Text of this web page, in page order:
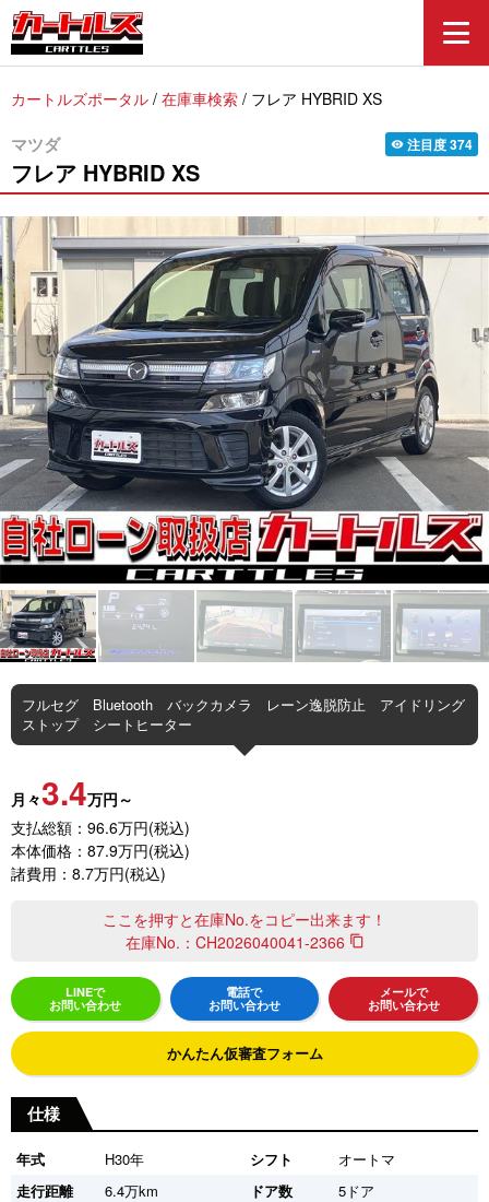
カートルズポータル / 在庫車検索 / フレア HYBRID XS
マツダ
フレア HYBRID XS
visibility 注目度374
フルセグ Bluetooth バックカメラ レーン逸脱防止 アイドリング
ストップ シートヒーター
月々3.4万円～
支払総額：96.6万円(税込)
本体価格：87.9万円(税込)
諸費用：8.7万円(税込)
ここを押すと在庫No.をコピー出来ます！
在庫No.： CH2026040041-2366 content_copy
LINEで
お問い合わせ
電話で
お問い合わせ
メールで
お問い合わせ
かんたん仮審査フォーム
仕様
年式 H30年 シフト
オートマ
走行距離
6.4万km ドア数
5ドア